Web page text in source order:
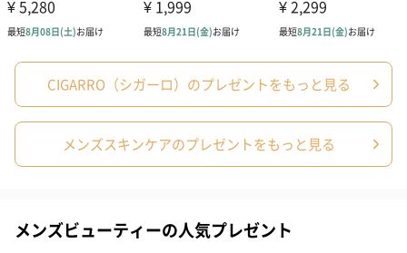
紙袋
お渡し用の紙袋です。
商品に合わせたサイズをお届けします。
CIGARRO（シガーロ）のプレゼントをもっと見る
メンズスキンケアのプレゼントをもっと見る
メンズビューティーの人気プレゼント